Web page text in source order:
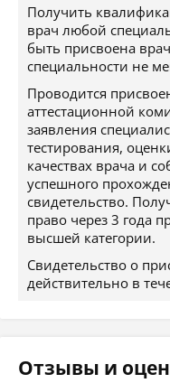
Получить
врач любой
быть присвоена
специальности не
Проводится
аттестационной
заявления
тестирования,
качествах врача и
успешного
свидетельство.
право через 3 года
высшей категории.
Свидетельство о
действительно в
Отзывы и